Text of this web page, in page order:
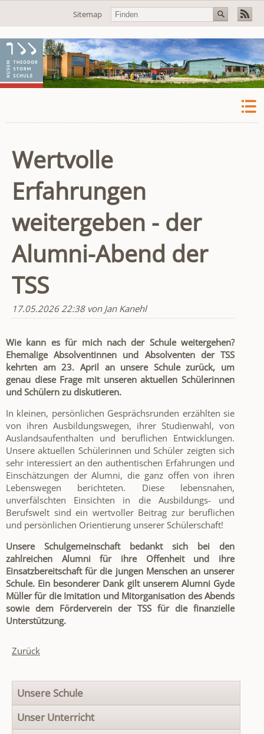
Navigation
Sitemap
Wertvolle
Erfahrungen
weitergeben - der
Alumni-Abend der
TSS
17.05.2026 22:38von Jan Kanehl
Wie kann es für mich nach der Schule weitergehen?
Ehemalige Absolventinnen und Absolventen der TSS
kehrten am 23. April an unsere Schule zurück, um
genau diese Frage mit unseren aktuellen Schülerinnen
und Schülern zu diskutieren.
In kleinen, persönlichen Gesprächsrunden erzählten sie
von ihren Ausbildungswegen, ihrer Studienwahl, von
Auslandsaufenthalten und beruflichen Entwicklungen.
Unsere aktuellen Schülerinnen und Schüler zeigten sich
sehr interessiert an den authentischen Erfahrungen und
Einschätzungen der Alumni, die ganz offen von ihren
Lebenswegen berichteten. Diese lebensnahen,
unverfälschten Einsichten in die Ausbildungs- und
Berufswelt sind ein wertvoller Beitrag zur beruflichen
und persönlichen Orientierung unserer Schülerschaft!
Unsere Schulgemeinschaft bedankt sich bei den
zahlreichen Alumni für ihre Offenheit und ihre
Einsatzbereitschaft für die jungen Menschen an unserer
Schule. Ein besonderer Dank gilt unserem Alumni Gyde
Müller für die Imitation und Mitorganisation des Abends
sowie dem Förderverein der TSS für die finanzielle
Unterstützung.
Zurück
Navigation
überspringen
Unsere Schule
Unser Unterricht